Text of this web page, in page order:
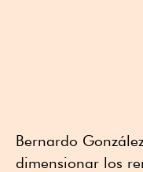
Bernardo
dimensionar los